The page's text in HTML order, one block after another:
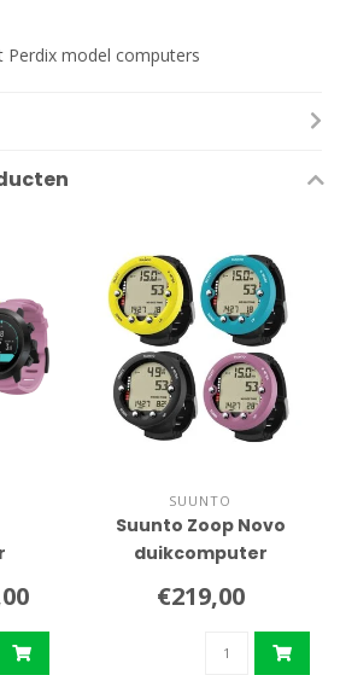
Perdix model computers
SUUNTO
Suunto Zoop Novo
duikcomputer
€219,00